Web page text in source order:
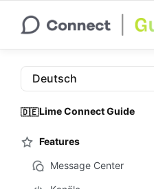
🇩🇪Lime Connect Guide
Features
Message Center